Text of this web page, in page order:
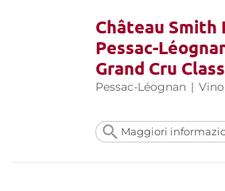
Château
Pessac-
Grand Cru
Pessac-Léognan |
Maggiori